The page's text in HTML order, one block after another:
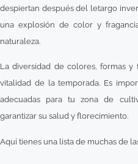
despiertan después del letargo
una explosión de color y
naturaleza.
La diversidad de colores, formas
vitalidad de la temporada. Es
adecuadas para tu zona de
garantizar su salud y florecimiento.
Aquí tienes una lista de muchas de